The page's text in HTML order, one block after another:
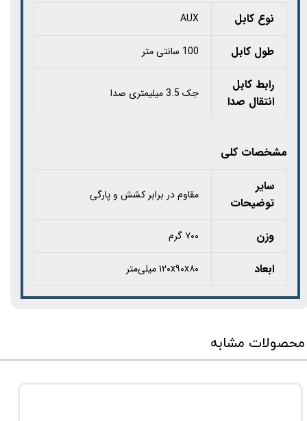
نوع کابل
AUX
طول کابل 100 سانتی متر
رابط کابل
انتقال صدا
جک 3.5 میلیمتری صدا
مشخصات کلی
سایر
توضیحات
مقاوم در برابر کشش و پارگی
وزن ۷۰۰ گرم
ابعاد ۱۲۰x۹۰x۸۰ میلی‌متر
محصولات مشابه